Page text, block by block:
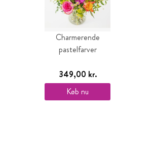
Charmerende
pastelfarver
349,00 kr.
Køb nu